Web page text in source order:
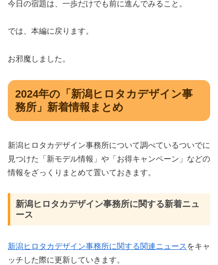
今日の宿題は、一歩だけでも前に進んでみること。
では、本編に戻ります。
お邪魔しました。
2024年の「新潟ヒロタカデザイン事
務所」新着情報まとめ
新潟ヒロタカデザイン事務所について調べているついでに
見つけた「新モデル情報」や「お得キャンペーン」などの
情報をざっくりまとめて置いておきます。
新潟ヒロタカデザイン事務所に関する新着ニュ
ース
新潟ヒロタカデザイン事務所に関する関連ニュース をキャ
ッチした際に更新していきます。